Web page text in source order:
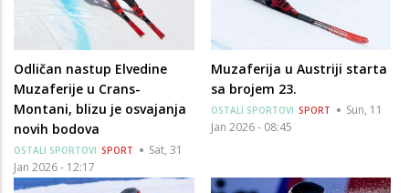
Odličan nastup Elvedine
Muzaferije u Crans-
Montani, blizu je osvajanja
novih bodova
OSTALI SPORTOVI SPORT
Sat, 31
Jan 2026 - 12:17
Muzaferija u Austriji starta
sa brojem 23.
OSTALI SPORTOVI SPORT
Sun, 11
Jan 2026 - 08:45